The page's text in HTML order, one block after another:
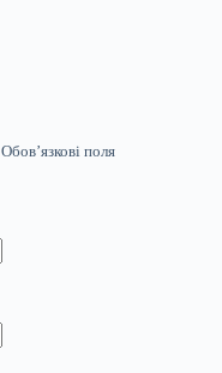
Обов’язкові поля